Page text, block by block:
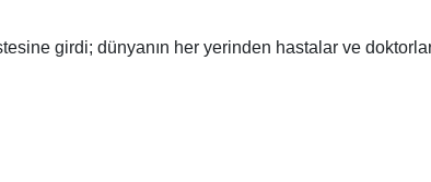
girdi; dünyanın her yerinden hastalar ve